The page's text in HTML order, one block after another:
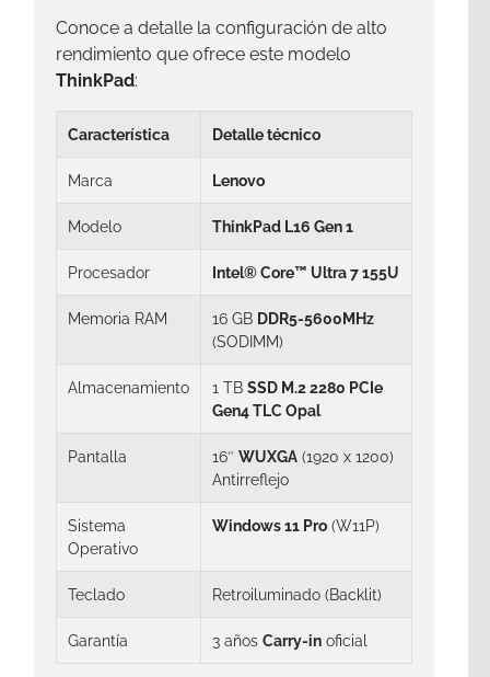
Conoce a detalle la configuración de alto
rendimiento que ofrece este modelo
ThinkPad:
Característica Detalle técnico
Marca Lenovo
Modelo ThinkPad L16 Gen 1
Procesador Intel® Core™ Ultra 7 155U
Memoria RAM 16 GB DDR5-5600MHz
(SODIMM)
Almacenamiento 1 TB SSD M.2 2280 PCIe
Gen4 TLC Opal
Pantalla 16″ WUXGA (1920 x 1200)
Antirreflejo
Sistema
Operativo
Windows 11 Pro (W11P)
Teclado Retroiluminado (Backlit)
Garantía 3 años Carry-in oficial